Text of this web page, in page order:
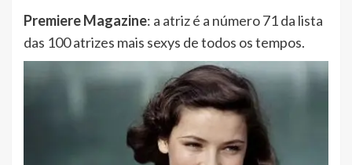
Premiere Magazine: a atriz é a número 71 da lista
das 100 atrizes mais sexys de todos os tempos.